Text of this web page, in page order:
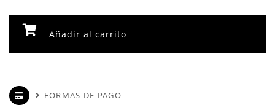
Añadir al carrito
FORMAS DE PAGO